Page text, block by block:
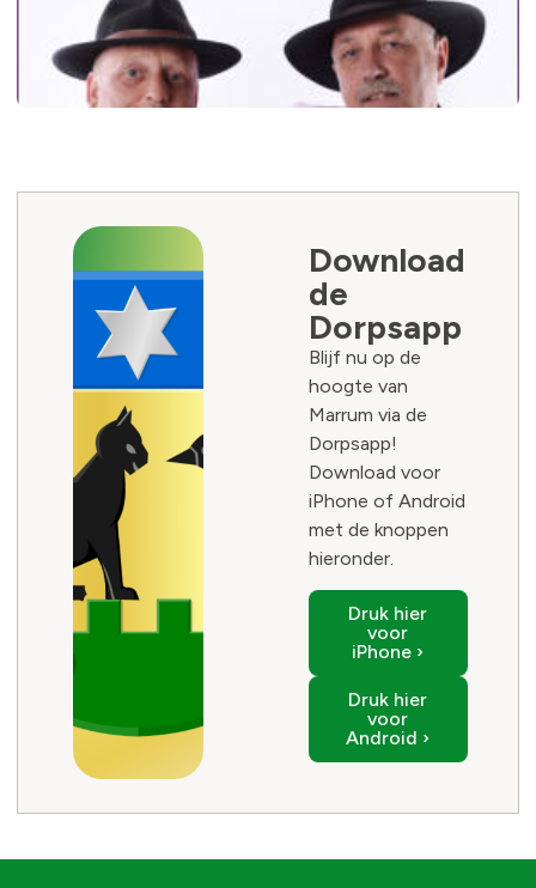
Download
de
Dorpsapp
Blijf nu op de
hoogte van
Marrum via de
Dorpsapp!
Download voor
iPhone of Android
met de knoppen
hieronder.
Druk hier
voor
iPhone ›
Druk hier
voor
Android ›